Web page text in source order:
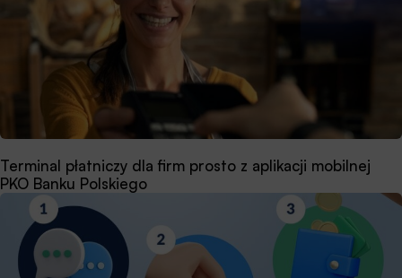
Terminal płatniczy dla firm prosto z aplikacji mobilnej
PKO Banku Polskiego